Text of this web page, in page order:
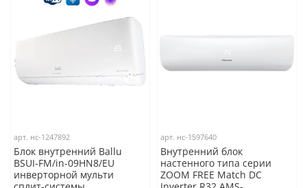
арт. нс-1247892
Блок внутренний Ballu
BSUI-FM/in-09HN8/EU
инверторной мульти
арт. нс-1597640
Внутренний блок
настенного типа серии
ZOOM FREE Match DC